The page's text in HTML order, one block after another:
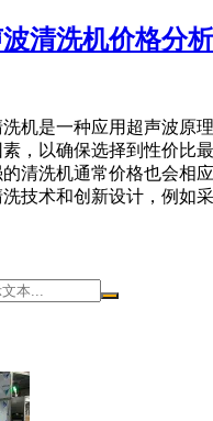
清洗机价格分
机是一种应用超声波原
，以确保选择到性价比
清洗机通常价格也会相
技术和创新设计，例如